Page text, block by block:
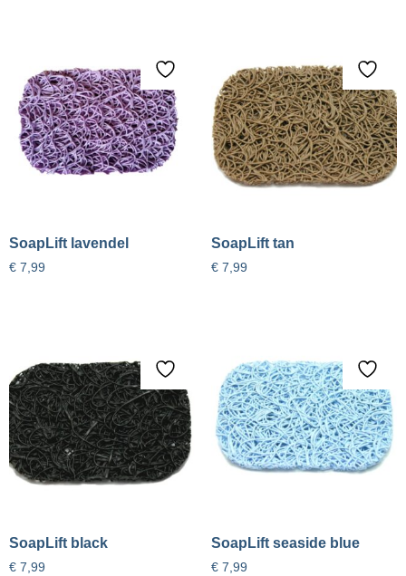
SoapLift lavendel
€ 7,99
SoapLift tan
€7,99
SoapLift black
€ 7,99
SoapLift seaside blue
€7,99